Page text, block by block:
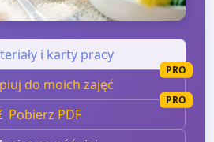
i karty pracy
do moich zajęć
PRO
Pobierz PDF
PRO